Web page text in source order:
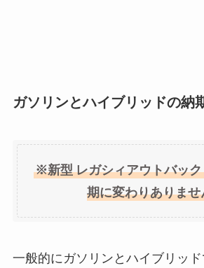
ガソリンとハイブリッドの納
※新型 レガシィアウトバック
期に変わりありませ
一般的にガソリンとハイブリッド